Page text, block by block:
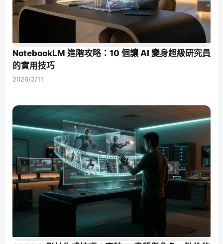
NotebookLM 進階攻略：10 個讓 AI 變身超級研究員
的實用技巧
2026/2/11